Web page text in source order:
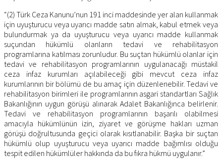
“(2) Türk Ceza Kanunu’nun 191 inci maddesinde yer alan kullanmak
için uyuşturucu veya uyarıcı madde satın almak, kabul etmek veya
bulundurmak ya da uyuşturucu veya uyarıcı madde kullanmak
suçundan hükümlü olanların tedavi ve rehabilitasyon
programlarına katılması zorunludur. Bu suçtan hükümlü olanlar için
tedavi ve rehabilitasyon programlarının uygulanacağı müstakil
ceza infaz kurumları açılabileceği gibi mevcut ceza infaz
kurumlarının bir bölümü de bu amaç için düzenlenebilir. Tedavi ve
rehabilitasyon birimleri ile programlarının asgari standartları Sağlık
Bakanlığının uygun görüşü alınarak Adalet Bakanlığınca belirlenir.
Tedavi ve rehabilitasyon programlarının başarılı olabilmesi
amacıyla hükümlünün izin, ziyaret ve görüşme hakları uzman
görüşü doğrultusunda geçici olarak kısıtlanabilir. Başka bir suçtan
hükümlü olup uyuşturucu veya uyarıcı madde bağımlısı olduğu
tespit edilen hükümlüler hakkında da bu fıkra hükmü uygulanır.”